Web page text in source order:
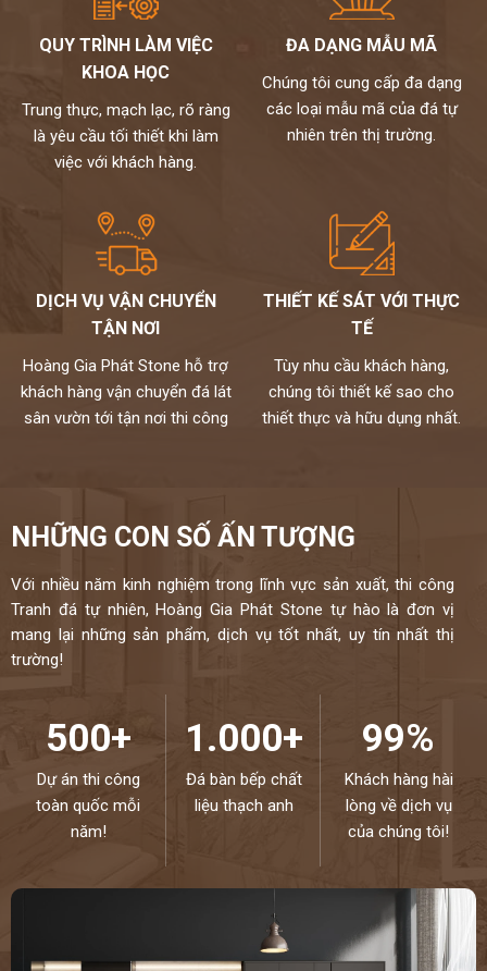
nhạt, trắng bạc (tương khắc)
Đối với gia chủ mệnh Thủy: nên chọn tranh đá màu trắng, ghi,
xám (tương sinh), xanh lam từ đậm đến nhạt. Tránh vàng, nâu
đất, nâu đậm (tương khắc).
Đối với gia chủ mệnh Hỏa: nên chọn đỏ, xanh lá cây, cam (tương
sinh), tránh đen, xanh biển sẫm, xám.
Đối với gia chủ mệnh Thổ: nên chọn tranh đá màu đỏ, tím, hồng,
kho đá hoàng gia phát là nhà phân phối và thi công đá tự nhiên
chuyên nghiệp. Hiện nay, chúng tôi đang sở hữu bộ sưu tập
tranh đá tự nhiên ốp tường cao cấp với nhiều mẫu mã độc đáo
và kích thước đa dạng. Toàn bộ đều được nhập khẩu trực tiếp từ
các nhà cung cấp hàng đầu thế giới và kiểm định kỹ lưỡng theo
một quy trình chuyên nghiệp.
Mọi nhu cầu, xin vui lòng liên hệ Hotline 0972101656 -
QUY TRÌNH LÀM VIỆC
KHOA HỌC
Trung thực, mạch lạc, rõ ràng
là yêu cầu tối thiết khi làm
việc với khách hàng.
ĐA DẠNG MẪU MÃ
Chúng tôi cung cấp đa dạng
các loại mẫu mã của đá tự
nhiên trên thị trường.
DỊCH VỤ VẬN CHUYỂN
TẬN NƠI
Hoàng Gia Phát Stone hỗ trợ
khách hàng vận chuyển đá lát
sân vườn tới tận nơi thi công
THIẾT KẾ SÁT VỚI THỰC
TẾ
Tùy nhu cầu khách hàng,
chúng tôi thiết kế sao cho
thiết thực và hữu dụng nhất.
NHỮNG CON SỐ ẤN TƯỢNG
Với nhiều năm kinh nghiệm trong lĩnh vực sản xuất, thi công
Tranh đá tự nhiên, Hoàng Gia Phát Stone tự hào là đơn vị
mang lại những sản phẩm, dịch vụ tốt nhất, uy tín nhất thị
trường!
500+
Dự án thi công
toàn quốc mỗi
năm!
1.000+
Đá bàn bếp chất
liệu thạch anh
99%
Khách hàng hài
lòng về dịch vụ
của chúng tôi!